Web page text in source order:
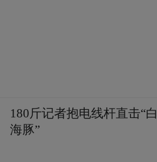
180斤记者抱电线杆直击“白
海豚”